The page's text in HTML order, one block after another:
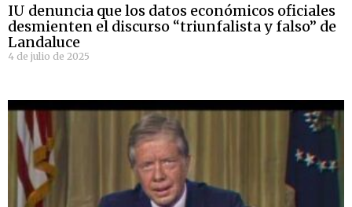
IU denuncia que los datos económicos oficiales
desmienten el discurso “triunfalista y falso” de
Landaluce
4 de julio de 2025